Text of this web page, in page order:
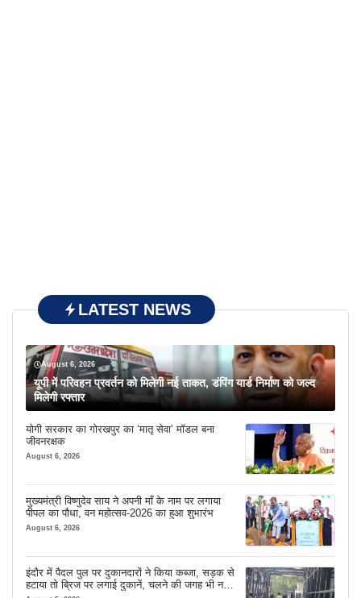
LATEST NEWS
August 6, 2026
यूपी में परिवहन प्रवर्तन को मिलेगी नई ताकत, डंपिंग यार्ड निर्माण को जल्द
मिलेगी रफ्तार
योगी सरकार का गोरखपुर का ‘मातृ सेवा’ मॉडल बना
जीवनरक्षक
August 6, 2026
मुख्यमंत्री विष्णुदेव साय ने अपनी माँ के नाम पर लगाया
पीपल का पौधा, वन महोत्सव-2026 का हुआ शुभारंभ
August 6, 2026
इंदौर में पैदल पुल पर दुकानदारों ने किया कब्जा, सड़क से
हटाया तो ब्रिज पर लगाई दुकानें, चलने की जगह भी नहीं